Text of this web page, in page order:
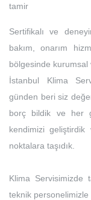
tamir
Sertifikalı ve
bakım, onarım
bölgesinde kurumsal
İstanbul Klima
günden beri siz
borç bildik ve her
kendimizi
noktalara taşıdık.
Klima Servisimizde
teknik personelimizle